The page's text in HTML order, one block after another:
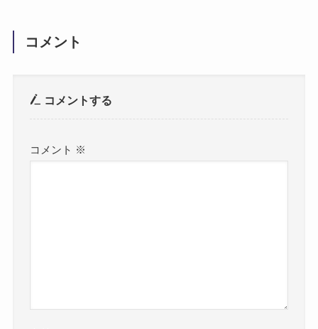
コメント
コメントする
コメント ※